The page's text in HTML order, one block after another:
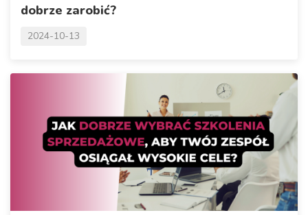
dobrze zarobić?
2024-10-13